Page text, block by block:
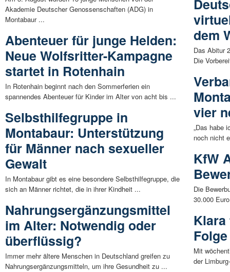
Akademie Deutscher Genossenschaften (ADG) in
Montabaur ...
Abenteuer für junge Helden:
Neue Wolfsritter-Kampagne
startet in Rotenhain
In Rotenhain beginnt nach den Sommerferien ein
spannendes Abenteuer für Kinder im Alter von acht bis ...
Selbsthilfegruppe in
Montabaur: Unterstützung
für Männer nach sexueller
Gewalt
In Montabaur gibt es eine besondere Selbsthilfegruppe, die
sich an Männer richtet, die in ihrer Kindheit ...
Nahrungsergänzungsmittel
im Alter: Notwendig oder
überflüssig?
Immer mehr ältere Menschen in Deutschland greifen zu
Nahrungsergänzungsmitteln, um ihre Gesundheit zu ...
dem
Das Abitur
Die
vier
„Das habe
noch nicht
KfW
Die
30.000
Klara
Folge
Mit
der